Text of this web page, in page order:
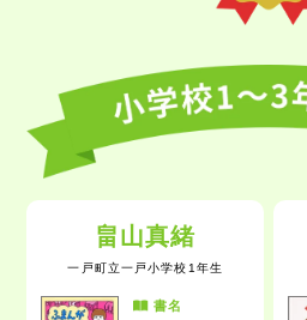
畠山真緒
一戸町立一戸小学校1年生
書名